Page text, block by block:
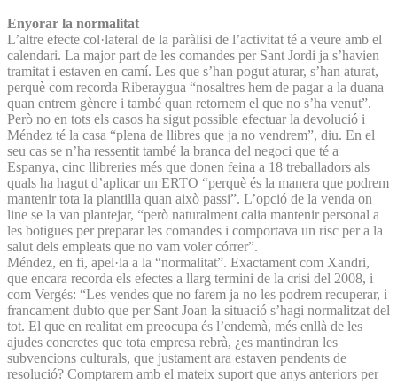
Enyorar la normalitat
L’altre efecte col·lateral de la paràlisi de l’activitat té a veure amb el
calendari. La major part de les comandes per Sant Jordi ja s’havien
tramitat i estaven en camí. Les que s’han pogut aturar, s’han aturat,
perquè com recorda Riberaygua “nosaltres hem de pagar a la duana
quan entrem gènere i també quan retornem el que no s’ha venut”.
Però no en tots els casos ha sigut possible efectuar la devolució i
Méndez té la casa “plena de llibres que ja no vendrem”, diu. En el
seu cas se n’ha ressentit també la branca del negoci que té a
Espanya, cinc llibreries més que donen feina a 18 treballadors als
quals ha hagut d’aplicar un ERTO “perquè és la manera que podrem
mantenir tota la plantilla quan això passi”. L’opció de la venda on
line se la van plantejar, “però naturalment calia mantenir personal a
les botigues per preparar les comandes i comportava un risc per a la
salut dels empleats que no vam voler córrer”.
Méndez, en fi, apel·la a la “normalitat”. Exactament com Xandri,
que encara recorda els efectes a llarg termini de la crisi del 2008, i
com Vergés: “Les vendes que no farem ja no les podrem recuperar, i
francament dubto que per Sant Joan la situació s’hagi normalitzat del
tot. El que en realitat em preocupa és l’endemà, més enllà de les
ajudes concretes que tota empresa rebrà, ¿es mantindran les
subvencions culturals, que justament ara estaven pendents de
resolució? Comptarem amb el mateix suport que anys anteriors per